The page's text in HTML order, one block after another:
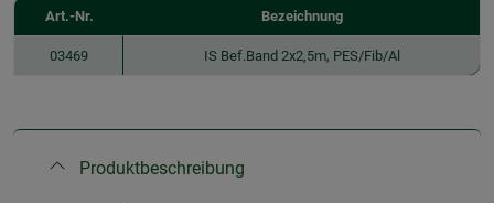
Art.-Nr. Bezeichnung
03469 IS Bef.Band 2x2,5m, PES/Fib/Al
Produktbeschreibung